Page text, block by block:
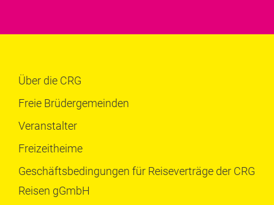
Über die CRG
Freie Brüdergemeinden
Veranstalter
Freizeitheime
Geschäftsbedingungen für Reiseverträge der CRG
Reisen gGmbH